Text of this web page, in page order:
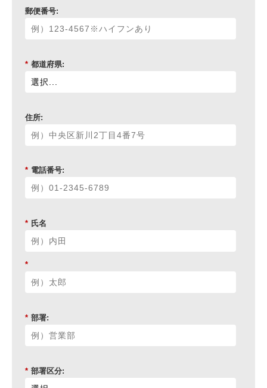
郵便番号:
* 都道府県:
住所:
* 電話番号:
* 氏名
*
* 部署:
* 部署区分: